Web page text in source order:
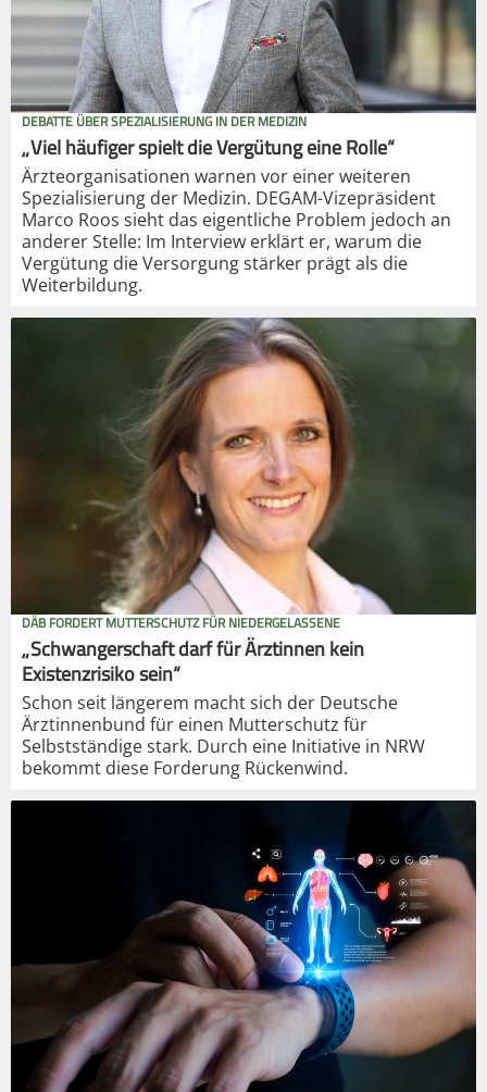
DEBATTE ÜBER SPEZIALISIERUNG IN DER MEDIZIN
„Viel häufiger spielt die Vergütung eine Rolle“
Ärzteorganisationen warnen vor einer weiteren
Spezialisierung der Medizin. DEGAM-Vizepräsident
Marco Roos sieht das eigentliche Problem jedoch an
anderer Stelle: Im Interview erklärt er, warum die
Vergütung die Versorgung stärker prägt als die
Weiterbildung.
DÄB FORDERT MUTTERSCHUTZ FÜR NIEDERGELASSENE
„Schwangerschaft darf für Ärztinnen kein
Existenzrisiko sein“
Schon seit längerem macht sich der Deutsche
Ärztinnenbund für einen Mutterschutz für
Selbstständige stark. Durch eine Initiative in NRW
bekommt diese Forderung Rückenwind.